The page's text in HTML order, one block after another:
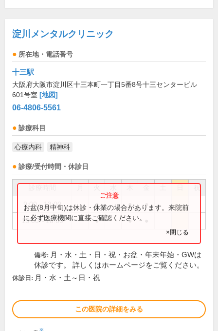
淀川メンタルクリニック
所在地・電話番号
十三駅
大阪府大阪市淀川区十三本町一丁目5番8号十三センタービル
601号室 [地図]
06-4806-5561
診療科目
心療内科 精神科
診療/受付時間・休診日
祝
9:00～13:00 ● ● ●
15:00～18:00 ● ●
お盆(8月中旬)は休診・休業の場合があります。来院前
に必ず医療機関に直接ご確認ください。
×閉じる
備考: 月・水・土・日・祝・お盆・年末年始・GWは
休診です。 詳しくはホームページをご覧ください。
休診日: 月・水・土～日・祝
この医院の詳細をみる